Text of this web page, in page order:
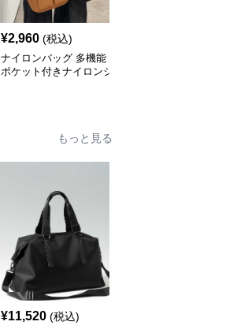
¥2,960 (税込)
ナイロンバッグ 多機能
ポケット付きナイロンシ
もっと見る
¥11,520 (税込)